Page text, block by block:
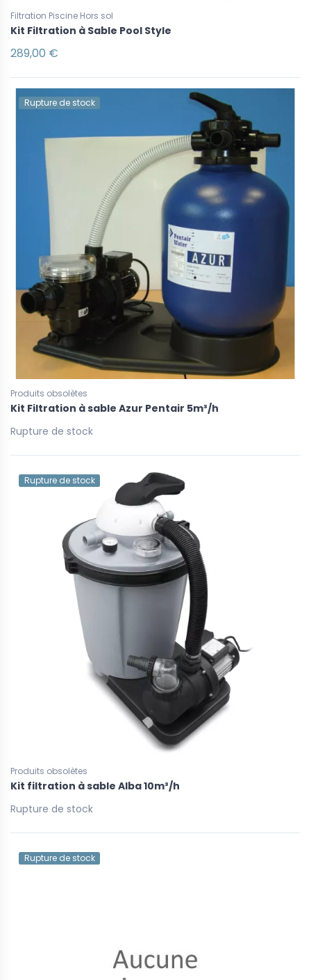
Filtration Piscine Hors sol
Kit Filtration à Sable Pool Style
289,00 €
Rupture de stock
Produits obsolètes
Kit Filtration à sable Azur Pentair 5m³/h
Rupture de stock
Rupture de stock
Produits obsolètes
Kit filtration à sable Alba 10m³/h
Rupture de stock
Rupture de stock